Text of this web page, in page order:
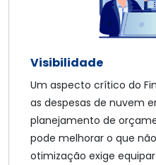
Visibilidade
Um aspecto crítico do
as despesas de nuvem
planejamento de
pode melhorar o que
otimização exige